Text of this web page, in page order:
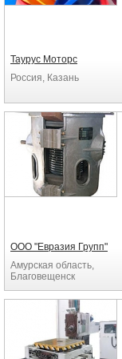
Таурус Моторс
Россия, Казань
ООО "Евразия Групп"
Амурская область,
Благовещенск